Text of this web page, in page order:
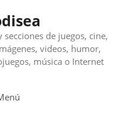
de juegos, cine,
videos, humor,
música o Internet